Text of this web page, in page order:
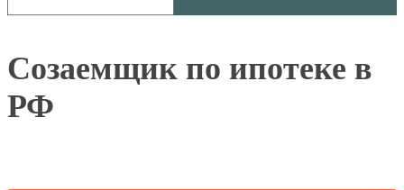
Созаемщик по ипотеке в
РФ